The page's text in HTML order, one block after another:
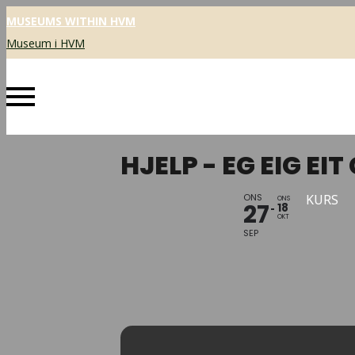
MUSEUMS WITHIN HVM
Museum i HVM
HJELP - EG EIG
ONS
27
SEP
ONS
18
OKT
KURS